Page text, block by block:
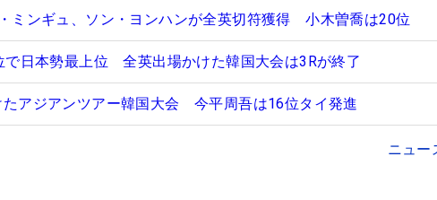
ミンギュ、ソン・ヨンハンが全英切符獲得 小木曽喬は20位
で日本勢最上位 全英出場かけた韓国大会は3Rが終了
たアジアンツアー韓国大会 今平周吾は16位タイ発進
ニュー